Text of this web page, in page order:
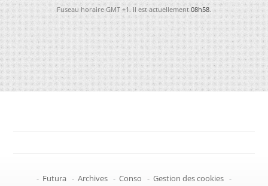
Fuseau horaire GMT +1. Il est actuellement08h58.
- Futura - Archives - Conso - Gestion des cookies -